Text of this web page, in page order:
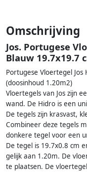
Omschrijving
Jos. Portugese
Blauw 19.7x19.7
Portugese Vloertegel
(doosinhoud 1.20m2)
Vloertegels van Jos zijn
wand. De Hidro is een
De tegels zijn krasvast,
Combineer deze tegels
donkere tegel voor een
De tegel is 19.7x0.8 cm
gelijk aan 1.20m. De
te plaatsen. De